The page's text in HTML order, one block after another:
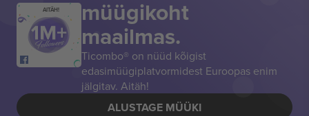
AITÄH! müügikoht
maailmas.
Ticombo® on nüüd kõigist
edasimüügiplatvormidest Euroopas enim
jälgitav. Aitäh!
ALUSTAGE MÜÜKI